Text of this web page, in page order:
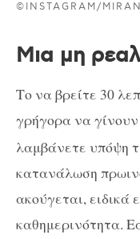
©INSTAGRAM/
Μια μη
Το να βρείτε 30
γρήγορα να γίνουν
λαμβάνετε υπόψη
κατανάλωση
ακούγεται, ειδικά
καθημερινότητα.